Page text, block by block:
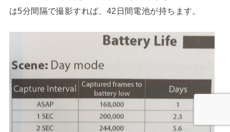
は5分間隔で撮影すれば、42日間電池が持ちます。